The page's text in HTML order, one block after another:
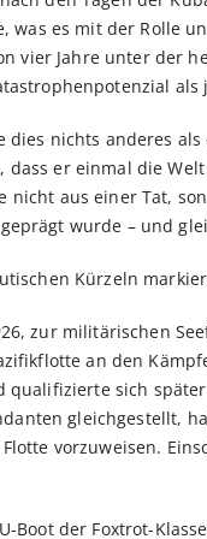
was es mit der Rolle
vier Jahre unter der
als
dies nichts anderes
er einmal die
nicht aus einer Tat,
wurde – und
Kürzeln
zur militärischen
an den
qualifizierte sich
gleichgestellt,
vorzuweisen.
Boot der Foxtrot-